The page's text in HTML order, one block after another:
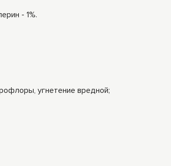
- 1%.
угнетение вредной;